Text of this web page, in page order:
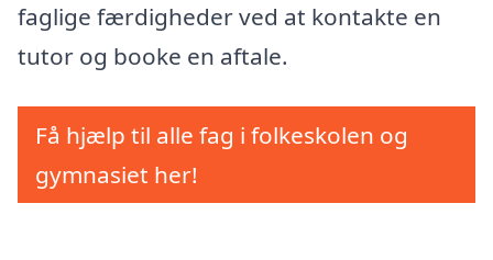
faglige færdigheder ved at kontakte en
tutor og booke en aftale.
Få hjælp til alle fag i folkeskolen og
gymnasiet her!